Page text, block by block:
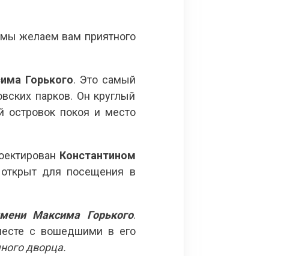
желаем вам приятного
Горького. Это самый
парков. Он круглый
островок покоя и место
Константином
для посещения в
Максима Горького.
с вошедшими в его
дворца.